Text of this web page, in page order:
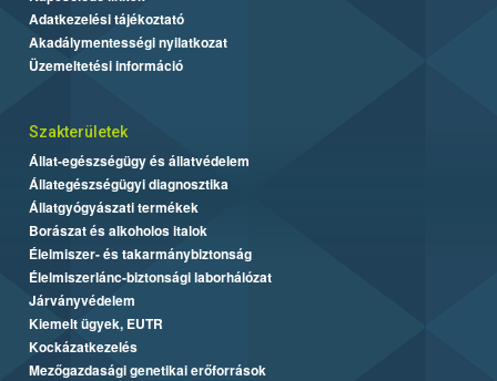
Adatkezelési tájékoztató
Akadálymentességi nyilatkozat
Üzemeltetési információ
Szakterületek
Állat-egészségügy és állatvédelem
Állategészségügyi diagnosztika
Állatgyógyászati termékek
Borászat és alkoholos italok
Élelmiszer- és takarmánybiztonság
Élelmiszerlánc-biztonsági laborhálózat
Járványvédelem
Kiemelt ügyek, EUTR
Kockázatkezelés
Mezőgazdasági genetikai erőforrások